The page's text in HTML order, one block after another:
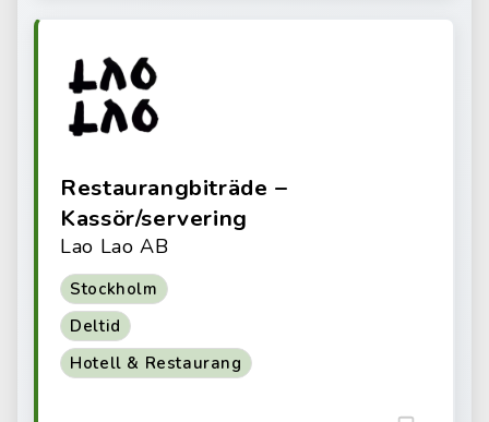
Restaurangbiträde –
Kassör/servering
Lao Lao AB
Stockholm
Deltid
Hotell & Restaurang